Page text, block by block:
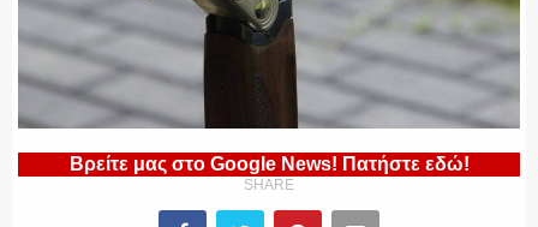
ΕΚΑΜ
ΥΑΤ/ΥΜΕΤΒρείτε μας στο Google News! Πατήστε εδώ!
SHARE